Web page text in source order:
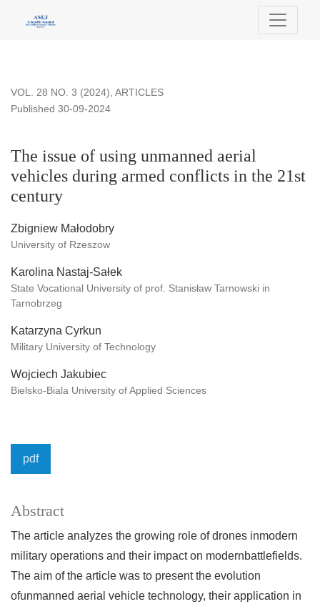
The issue of using unmanned aerial vehicles during armed
VOL. 28 NO. 3 (2024), ARTICLES
The issue of using unmanned aerial
vehicles during armed conflicts in the 21st
century
Published 30-09-2024
Zbigniew Małodobry
University of Rzeszow
Karolina Nastaj-Sałek
State Vocational University of prof. Stanisław Tarnowski in
Tarnobrzeg
Katarzyna Cyrkun
Military University of Technology
Wojciech Jakubiec
Bielsko-Biala University of Applied Sciences
pdf
Abstract
The article analyzes the growing role of drones inmodern
military operations and their impact on modernbattlefields.
The aim of the article was to present the evolution
ofunmanned aerial vehicle technology, their application in